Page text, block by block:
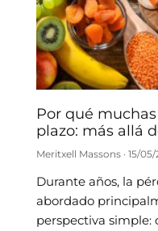
Por qué
plazo: más allá
Meritxell Massons 15/
Durante años, la
abordado
perspectiva simple: